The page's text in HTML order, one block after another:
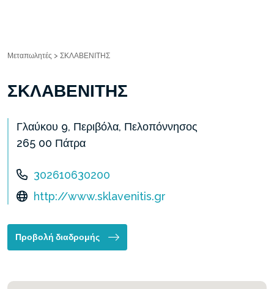
Μεταπωλητές > ΣΚΛΑΒΕΝΙΤΗΣ
ΣΚΛΑΒΕΝΙΤΗΣ
Γλαύκου 9, Περιβόλα, Πελοπόννησος
265 00 Πάτρα
302610630200
http://www.sklavenitis.gr
Προβολή διαδρομής